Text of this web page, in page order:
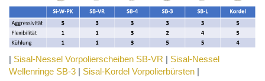
| Sisal-Nessel Vorpolierscheiben SB-VR | Sisal-Nessel
Wellenringe SB-3 | Sisal-Kordel Vorpolierbürsten |